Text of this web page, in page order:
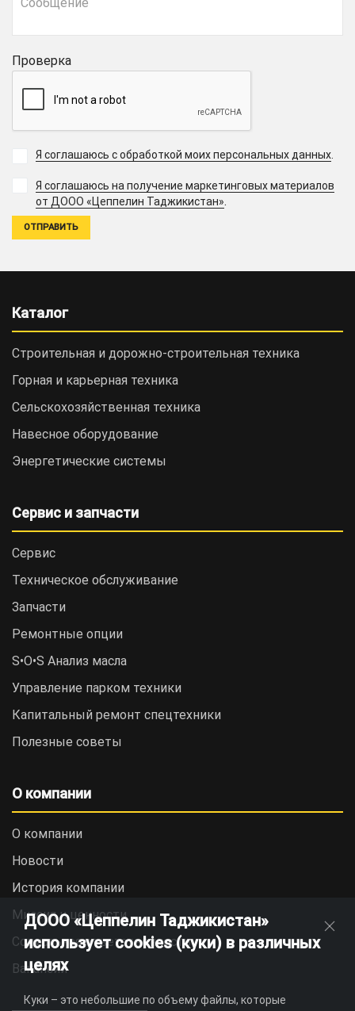
Проверка
Я соглашаюсь с обработкой моих персональных данных.
Я соглашаюсь на получение маркетинговых материалов
от ДООО «Цеппелин Таджикистан».
Каталог
Строительная и дорожно-cтроительная техника
Горная и карьерная техника
Сельскохозяйственная техника
Навесное оборудование
Энергетические системы
Сервис и запчасти
Сервис
Техническое обслуживание
Запчасти
Ремонтные опции
S•O•S Анализ масла
Управление парком техники
Капитальный ремонт спецтехники
Полезные советы
О компании
О компании
Новости
История компании
Миссия и ценности
Социальная ответственность
Вакансии
ДООО «Цеппелин Таджикистан»
использует cookies (куки) в различных
целях
Куки – это небольшие по объему файлы, которые